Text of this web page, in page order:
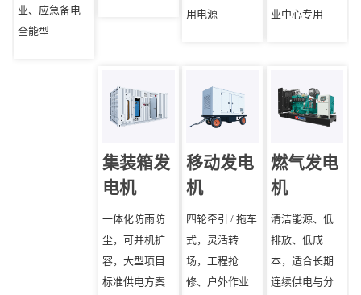
业、应急备电
全能型
用电源
业中心专用
集装箱发
电机
一体化防雨防
尘，可并机扩
容，大型项目
标准供电方案
移动发电
机
四轮牵引 / 拖车
式，灵活转
场，工程抢
修、户外作业
燃气发电
机
清洁能源、低
排放、低成
本，适合长期
连续供电与分